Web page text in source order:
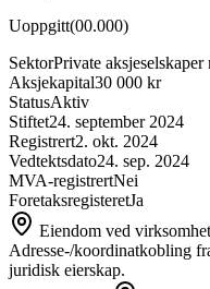
Uoppgitt(00.000)
SektorPrivate aksjeselskaper
Aksjekapital30 000 kr
StatusAktiv
Stiftet24. september 2024
Registrert2. okt. 2024
Vedtektsdato24. sep. 2024
MVA-registrertNei
ForetaksregisteretJa
Eiendom ved
Adresse-/koordinatkobling
juridisk eierskap.